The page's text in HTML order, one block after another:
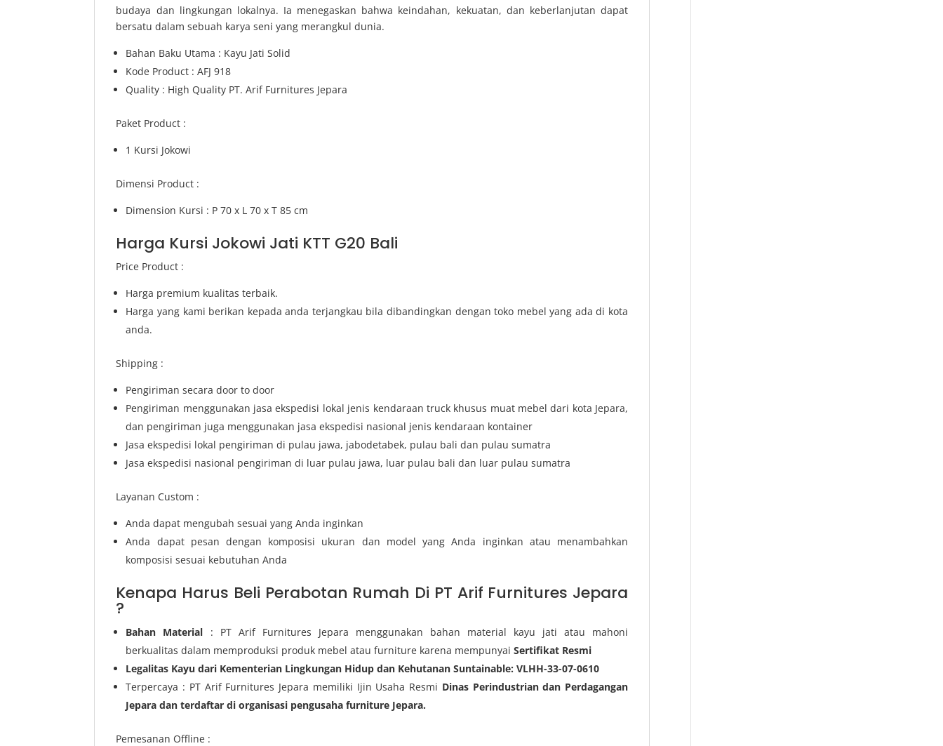
budaya dan lingkungan lokalnya. Ia menegaskan bahwa keindahan, kekuatan, dan keberlanjutan dapat
bersatu dalam sebuah karya seni yang merangkul dunia.
Bahan Baku Utama : Kayu Jati Solid
Kode Product : AFJ 918
Quality : High Quality PT. Arif Furnitures Jepara
Paket Product :
1 Kursi Jokowi
Dimensi Product :
Dimension Kursi : P 70 x L 70 x T 85 cm
Harga Kursi Jokowi Jati KTT G20 Bali
Price Product :
Harga premium kualitas terbaik.
Harga yang kami berikan kepada anda terjangkau bila dibandingkan dengan toko mebel yang ada di kota
anda.
Shipping :
Pengiriman secara door to door
Pengiriman menggunakan jasa ekspedisi lokal jenis kendaraan truck khusus muat mebel dari kota Jepara,
dan pengiriman juga menggunakan jasa ekspedisi nasional jenis kendaraan kontainer
Jasa ekspedisi lokal pengiriman di pulau jawa, jabodetabek, pulau bali dan pulau sumatra
Jasa ekspedisi nasional pengiriman di luar pulau jawa, luar pulau bali dan luar pulau sumatra
Layanan Custom :
Anda dapat mengubah sesuai yang Anda inginkan
Anda dapat pesan dengan komposisi ukuran dan model yang Anda inginkan atau menambahkan
komposisi sesuai kebutuhan Anda
Kenapa Harus Beli Perabotan Rumah Di PT Arif Furnitures Jepara
?
Bahan Material : PT Arif Furnitures Jepara menggunakan bahan material kayu jati atau mahoni
berkualitas dalam memproduksi produk mebel atau furniture karena mempunyaiSertifikat Resmi
Legalitas Kayu dari Kementerian Lingkungan Hidup dan Kehutanan Suntainable: VLHH-33-07-0610
Terpercaya : PT Arif Furnitures Jepara memiliki Ijin Usaha Resmi Dinas Perindustrian dan Perdagangan
Jepara dan terdaftar di organisasi pengusaha furniture Jepara.
Pemesanan Offline :